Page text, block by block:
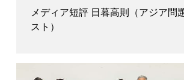
メディア短評 日暮高則（アジア問
スト）